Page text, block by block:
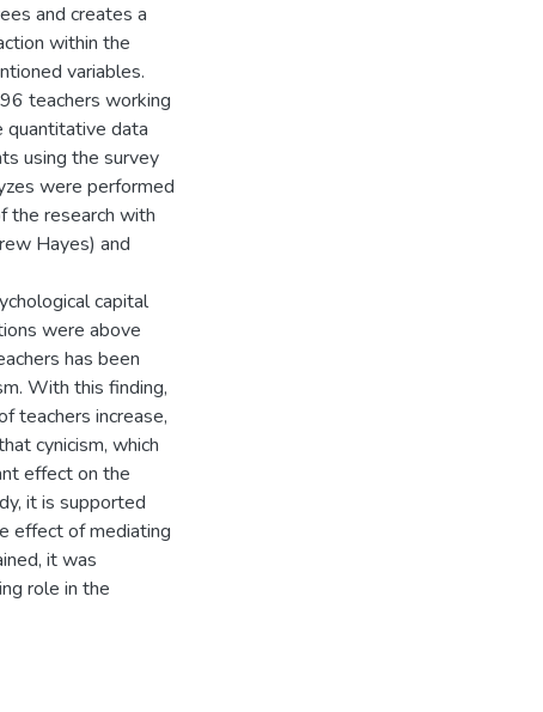
and creates a
within the
variables.
teachers working
quantitative data
using the survey
were performed
the research with
Hayes) and
capital
were above
has been
With this finding,
teachers increase,
cynicism, which
effect on the
it is supported
effect of mediating
it was
role in the